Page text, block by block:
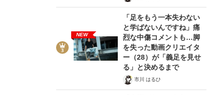
NEW
「足をもう一本失わない
と学ばないんですね」痛
烈な中傷コメントも…脚
を失った動画クリエイタ
ー（28）が「義足を見せ
る」と決めるまで
市川 はるひ